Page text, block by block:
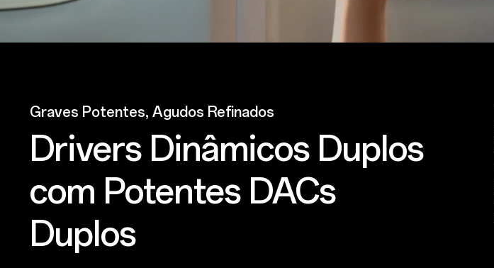
Graves Potentes, Agudos Refinados
Drivers Dinâmicos Duplos
com Potentes DACs
Duplos